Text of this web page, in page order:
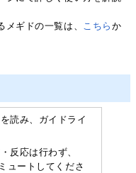
ギドの一覧は、
こちら か
を読み、ガイドライ
反応は行わず、
ュートしてくださ